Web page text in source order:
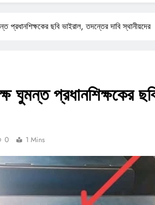
প্রধানশিক্ষকের ছবি ভাইরাল, তদন্তের দাবি স্থানীয়দের
ঘুমন্ত প্রধানশিক্ষকের
0 1 Mins